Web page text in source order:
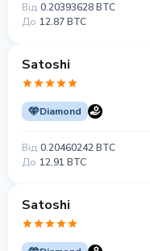
Від 0.20393628 BTC
До 12.87 BTC
Satoshi
Diamond
Від 0.20460242 BTC
До 12.91 BTC
Satoshi